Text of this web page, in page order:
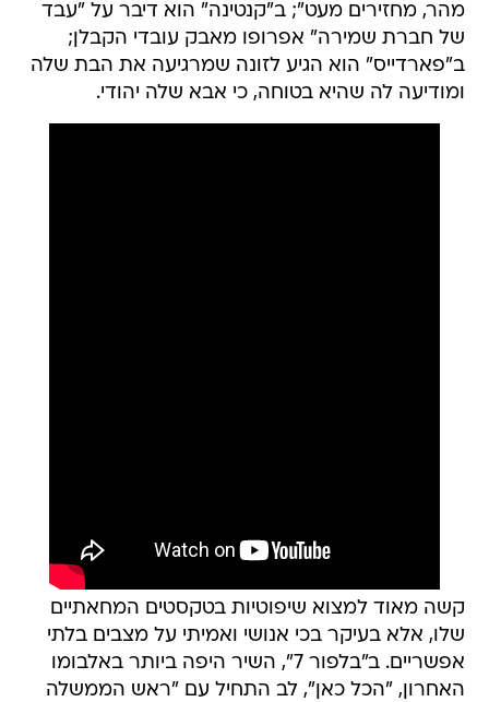
מהר, מחזירים מעט"; ב"קנטינה" הוא דיבר על "עבד
של חברת שמירה" אפרופו מאבק עובדי הקבלן;
ב"פארדייס" הוא הגיע לזונה שמרגיעה את הבת שלה
ומודיעה לה שהיא בטוחה, כי אבא שלה יהודי.
קשה מאוד למצוא שיפוטיות בטקסטים המחאתיים
שלו, אלא בעיקר בכי אנושי ואמיתי על מצבים בלתי
אפשריים. ב"בלפור 7", השיר היפה ביותר באלבומו
האחרון, "הכל כאן", לב התחיל עם "ראש הממשלה